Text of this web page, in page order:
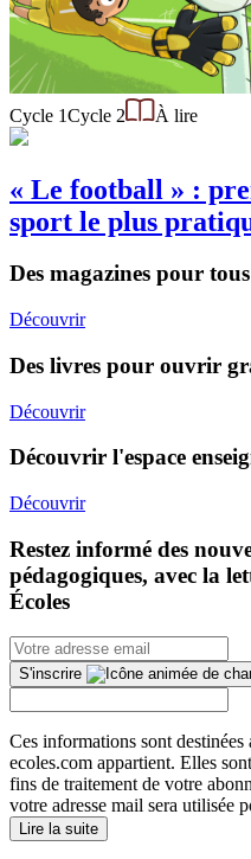
Cycle 1Cycle 2 À lire
« Le football » :
sport le plus
Des magazines pour
Découvrir
Des livres pour ouvrir
Découvrir
Découvrir l'espace
Découvrir
Restez informé des
pédagogiques, avec la
Écoles
S'inscrire
Ces informations sont
ecoles.com appartient. Elles
fins de traitement de votre
votre adresse mail sera utilisée
Lire la suite